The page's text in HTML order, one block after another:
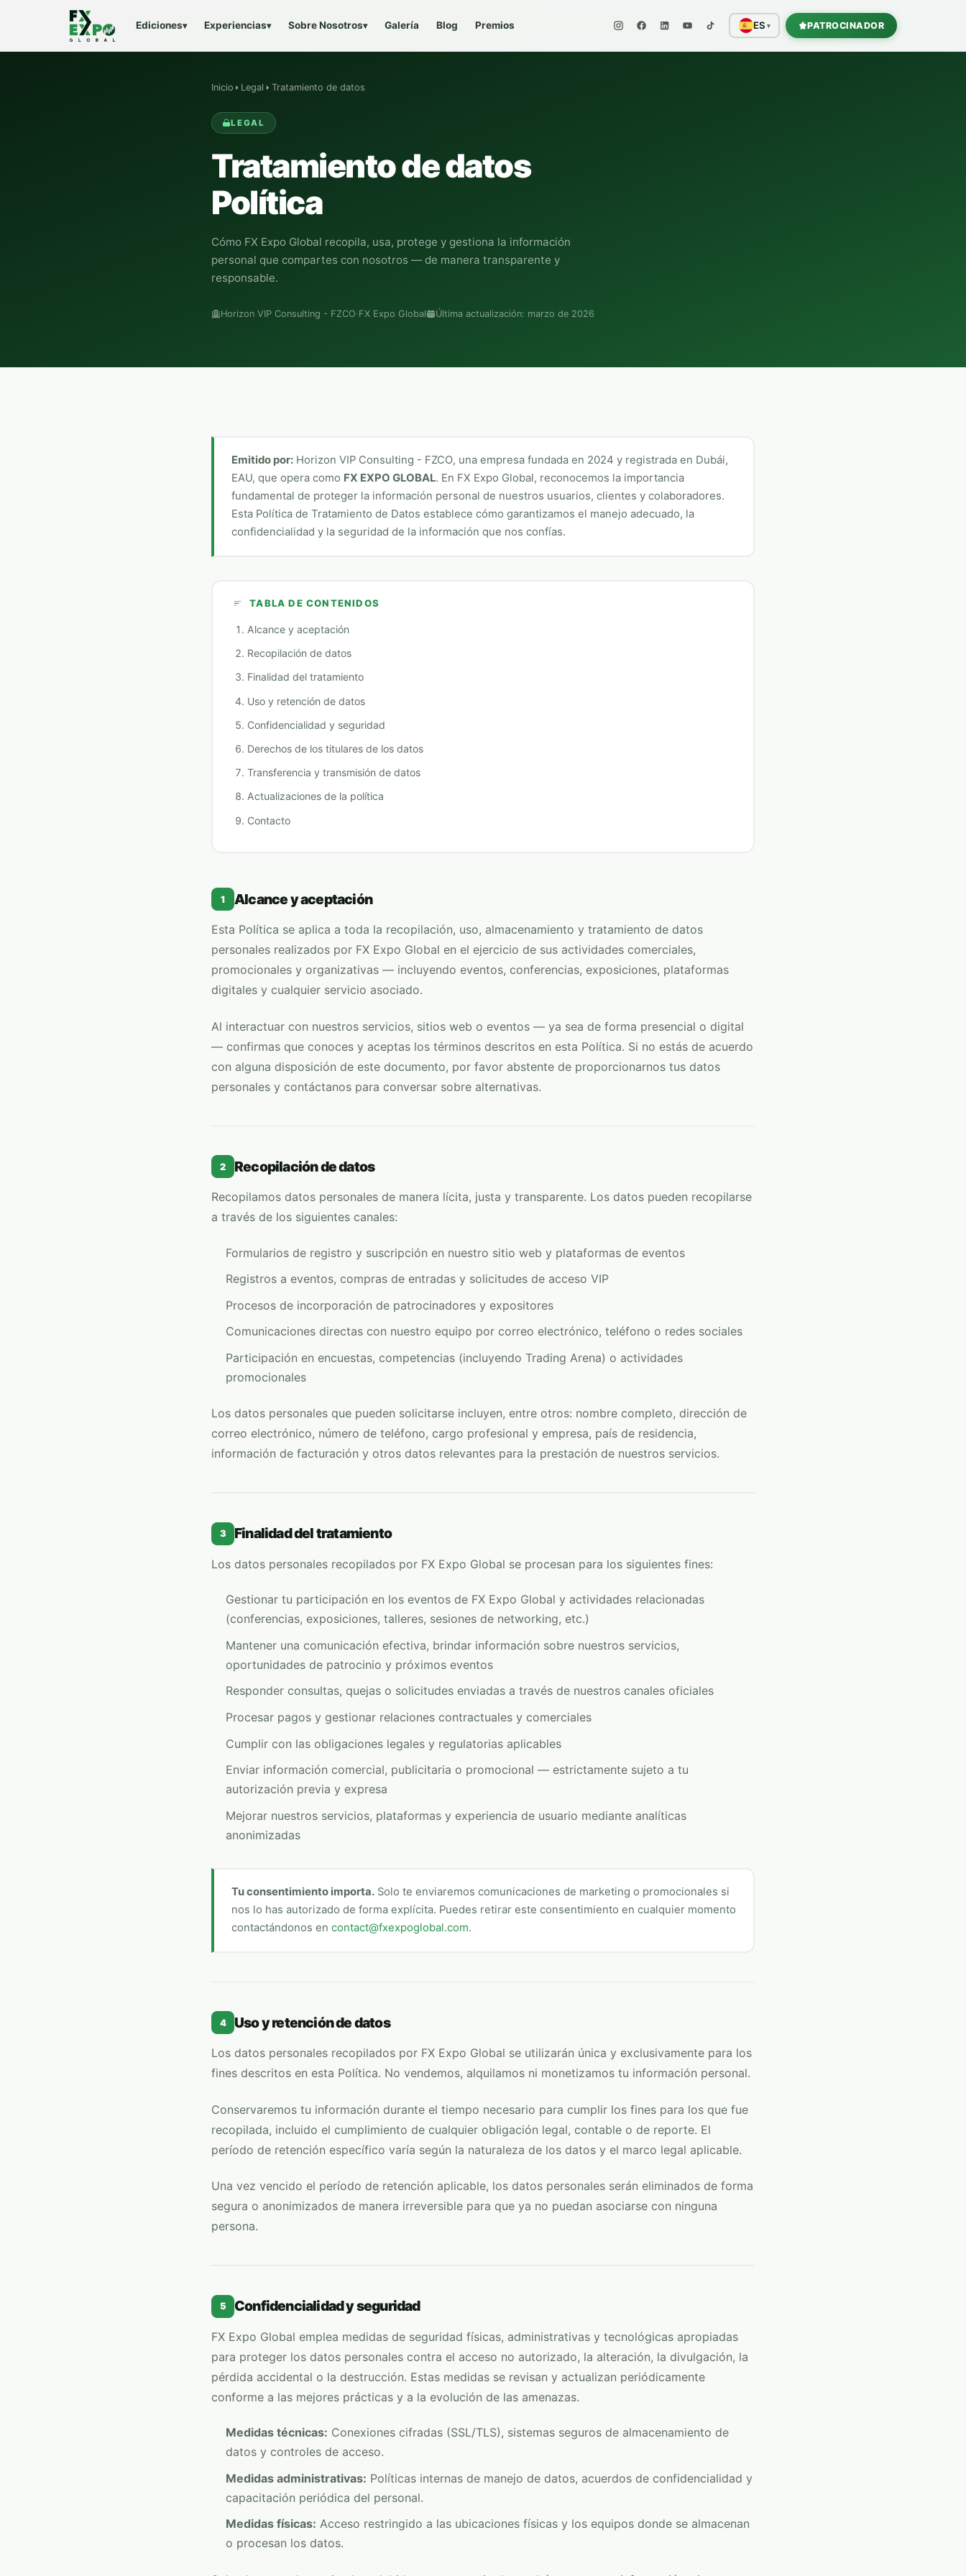
Ediciones▾ Experiencias▾ Sobre Nosotros▾ Galería Blog Premios ES ▾ PATROCINADOR
Inicio Legal Tratamiento de datos
LEGAL
Tratamiento de datos
Política
Cómo FX Expo Global recopila, usa, protege y gestiona la información
personal que compartes con nosotros — de manera transparente y
responsable.
Horizon VIP Consulting - FZCO·FX Expo Global Última actualización: marzo de 2026
Emitido por: Horizon VIP Consulting - FZCO, una empresa fundada en 2024 y registrada en Dubái,
EAU, que opera como FX EXPO GLOBAL. En FX Expo Global, reconocemos la importancia
fundamental de proteger la información personal de nuestros usuarios, clientes y colaboradores.
Esta Política de Tratamiento de Datos establece cómo garantizamos el manejo adecuado, la
confidencialidad y la seguridad de la información que nos confías.
TABLA DE CONTENIDOS
Alcance y aceptación
Recopilación de datos
Finalidad del tratamiento
Uso y retención de datos
Confidencialidad y seguridad
Derechos de los titulares de los datos
Transferencia y transmisión de datos
Actualizaciones de la política
Contacto
1 Alcance y aceptación
Esta Política se aplica a toda la recopilación, uso, almacenamiento y tratamiento de datos
personales realizados por FX Expo Global en el ejercicio de sus actividades comerciales,
promocionales y organizativas — incluyendo eventos, conferencias, exposiciones, plataformas
digitales y cualquier servicio asociado.
Al interactuar con nuestros servicios, sitios web o eventos — ya sea de forma presencial o digital
— confirmas que conoces y aceptas los términos descritos en esta Política. Si no estás de acuerdo
con alguna disposición de este documento, por favor abstente de proporcionarnos tus datos
personales y contáctanos para conversar sobre alternativas.
2 Recopilación de datos
Recopilamos datos personales de manera lícita, justa y transparente. Los datos pueden recopilarse
a través de los siguientes canales:
Formularios de registro y suscripción en nuestro sitio web y plataformas de eventos
Registros a eventos, compras de entradas y solicitudes de acceso VIP
Procesos de incorporación de patrocinadores y expositores
Comunicaciones directas con nuestro equipo por correo electrónico, teléfono o redes sociales
Participación en encuestas, competencias (incluyendo Trading Arena) o actividades
promocionales
Los datos personales que pueden solicitarse incluyen, entre otros: nombre completo, dirección de
correo electrónico, número de teléfono, cargo profesional y empresa, país de residencia,
información de facturación y otros datos relevantes para la prestación de nuestros servicios.
3 Finalidad del tratamiento
Los datos personales recopilados por FX Expo Global se procesan para los siguientes fines:
Gestionar tu participación en los eventos de FX Expo Global y actividades relacionadas
(conferencias, exposiciones, talleres, sesiones de networking, etc.)
Mantener una comunicación efectiva, brindar información sobre nuestros servicios,
oportunidades de patrocinio y próximos eventos
Responder consultas, quejas o solicitudes enviadas a través de nuestros canales oficiales
Procesar pagos y gestionar relaciones contractuales y comerciales
Cumplir con las obligaciones legales y regulatorias aplicables
Enviar información comercial, publicitaria o promocional — estrictamente sujeto a tu
autorización previa y expresa
Mejorar nuestros servicios, plataformas y experiencia de usuario mediante analíticas
anonimizadas
Tu consentimiento importa. Solo te enviaremos comunicaciones de marketing o promocionales si
nos lo has autorizado de forma explícita. Puedes retirar este consentimiento en cualquier momento
contactándonos en contact@fxexpoglobal.com.
4 Uso y retención de datos
Los datos personales recopilados por FX Expo Global se utilizarán única y exclusivamente para los
fines descritos en esta Política. No vendemos, alquilamos ni monetizamos tu información personal.
Conservaremos tu información durante el tiempo necesario para cumplir los fines para los que fue
recopilada, incluido el cumplimiento de cualquier obligación legal, contable o de reporte. El
período de retención específico varía según la naturaleza de los datos y el marco legal aplicable.
Una vez vencido el período de retención aplicable, los datos personales serán eliminados de forma
segura o anonimizados de manera irreversible para que ya no puedan asociarse con ninguna
persona.
5 Confidencialidad y seguridad
FX Expo Global emplea medidas de seguridad físicas, administrativas y tecnológicas apropiadas
para proteger los datos personales contra el acceso no autorizado, la alteración, la divulgación, la
pérdida accidental o la destrucción. Estas medidas se revisan y actualizan periódicamente
conforme a las mejores prácticas y a la evolución de las amenazas.
Medidas técnicas: Conexiones cifradas (SSL/TLS), sistemas seguros de almacenamiento de
datos y controles de acceso.
Medidas administrativas: Políticas internas de manejo de datos, acuerdos de confidencialidad y
capacitación periódica del personal.
Medidas físicas: Acceso restringido a las ubicaciones físicas y los equipos donde se almacenan
o procesan los datos.